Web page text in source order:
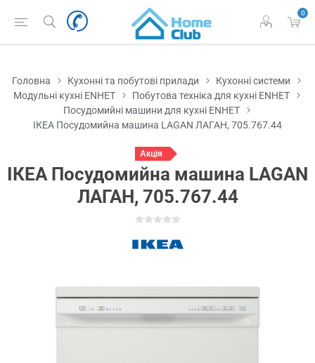
0
Головна Кухонні та побутові прилади
Кухонні системи
Модульні кухні ENHET
Побутова техніка для кухні ENHET
Посудомийні машини для кухні ENHET
ІКЕА Посудомийна машина LAGAN ЛАГАН, 705.767.44
Акція
ІКЕА Посудомийна машина LAGAN
ЛАГАН, 705.767.44